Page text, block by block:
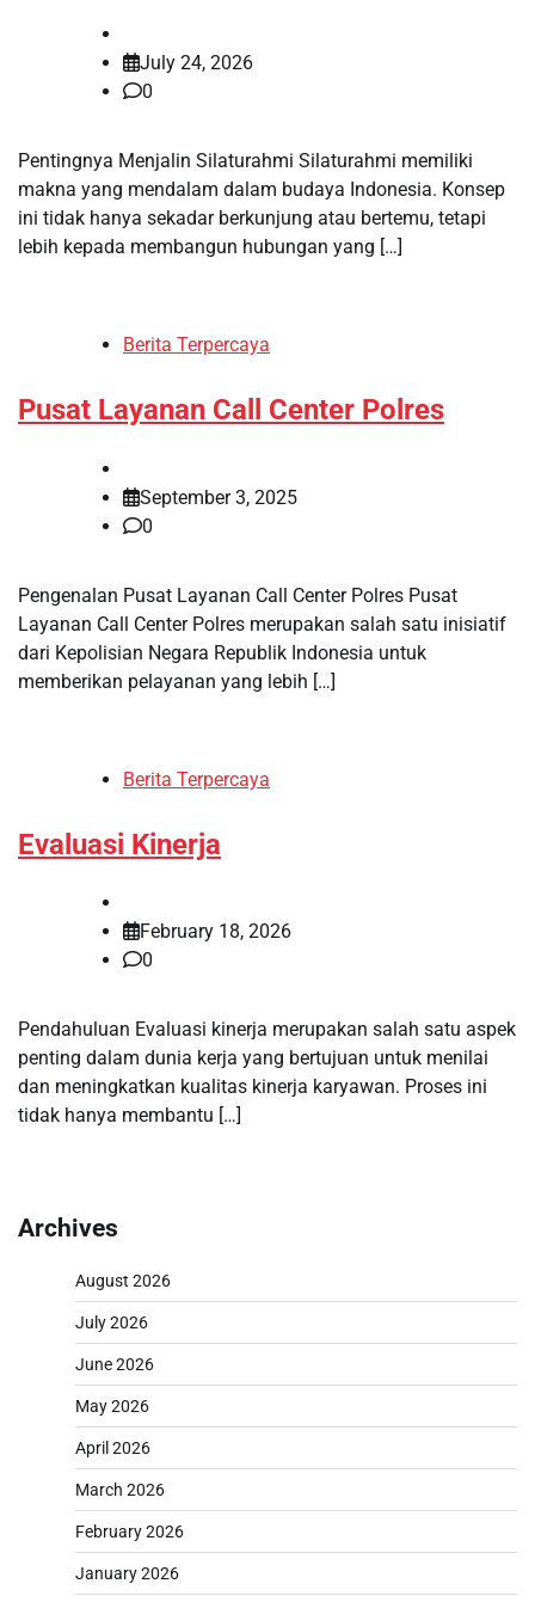
July 24, 2026
0
Pentingnya Menjalin Silaturahmi Silaturahmi memiliki
makna yang mendalam dalam budaya Indonesia. Konsep
ini tidak hanya sekadar berkunjung atau bertemu, tetapi
lebih kepada membangun hubungan yang […]
Berita Terpercaya
Pusat Layanan Call Center Polres
September 3, 2025
0
Pengenalan Pusat Layanan Call Center Polres Pusat
Layanan Call Center Polres merupakan salah satu inisiatif
dari Kepolisian Negara Republik Indonesia untuk
memberikan pelayanan yang lebih […]
Berita Terpercaya
Evaluasi Kinerja
February 18, 2026
0
Pendahuluan Evaluasi kinerja merupakan salah satu aspek
penting dalam dunia kerja yang bertujuan untuk menilai
dan meningkatkan kualitas kinerja karyawan. Proses ini
tidak hanya membantu […]
Archives
August 2026
July 2026
June 2026
May 2026
April 2026
March 2026
February 2026
January 2026